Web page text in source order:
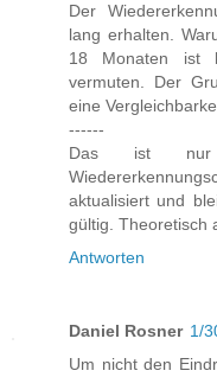
Der
lang erhalten.
18 Monaten ist
vermuten. Der
eine
------
Das ist nur
aktualisiert und
gültig. Theoretisch
Antworten
Daniel Rosner 1/
Um nicht den